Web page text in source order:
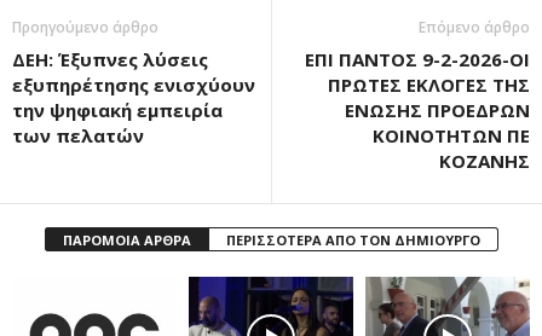
Προηγούμενο άρθρο
ΔΕΗ: Έξυπνες λύσεις
εξυπηρέτησης ενισχύουν
την ψηφιακή εμπειρία
των πελατών
Επόμενο άρθρο
ΕΠΙ ΠΑΝΤΟΣ 9-2-2026-ΟΙ
ΠΡΩΤΕΣ ΕΚΛΟΓΕΣ ΤΗΣ
ΕΝΩΣΗΣ ΠΡΟΕΔΡΩΝ
ΚΟΙΝΟΤΗΤΩΝ ΠΕ
ΚΟΖΑΝΗΣ
ΠΑΡΟΜΟΙΑ ΑΡΘΡΑ ΠΕΡΙΣΣΟΤΕΡΑ ΑΠΟ ΤΟΝ ΔΗΜΙΟΥΡΓΟ